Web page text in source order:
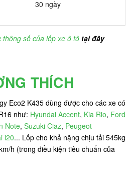
30 ngày
thông số của lốp xe ô tô tại đây
THÍCH
Eco2 K435 dùng được cho các xe có
như: Hyundai Accent, Kia Rio, Ford
Note, Suzuki Ciaz, Peugeot
i20... Lốp cho khả nặng chịu tải 545kg
h (trong điều kiện tiêu chuẩn của